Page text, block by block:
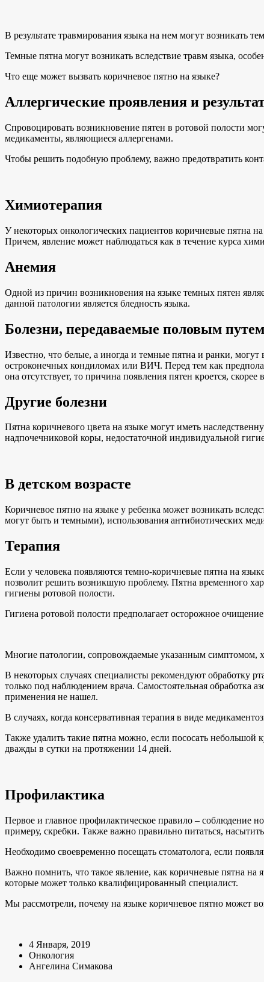
В результате травмирования языка на нем могут возникать
Темные пятна могут возникать вследствие травм языка,
Что еще может вызвать коричневое пятно на языке?
Аллергические проявления и
Спровоцировать возникновение пятен в ротовой полости
медикаменты, являющиеся аллергенами.
Чтобы решить подобную проблему, важно предотвратить
Химиотерапия
У некоторых онкологических пациентов коричневые пятна
Причем, явление может наблюдаться как в течение курса
Анемия
Одной из причин возникновения на языке темных пятен
данной патологии является бледность языка.
Болезни, передаваемые половым путем
Известно, что белые, а иногда и темные пятна и ранки,
остроконечных кондиломах или ВИЧ. Перед тем как
она отсутствует, то причина появления пятен кроется, скорее
Другие болезни
Пятна коричневого цвета на языке могут иметь
надпочечниковой коры, недостаточной индивидуальной
В детском возрасте
Коричневое пятно на языке у ребенка может возникать
могут быть и темными), использования антибиотических
Терапия
Если у человека появляются темно-коричневые пятна на
позволит решить возникшую проблему. Пятна временного
гигиены ротовой полости.
Гигиена ротовой полости предполагает осторожное
Многие патологии, сопровождаемые указанным симптомом,
В некоторых случаях специалисты рекомендуют обработку
только под наблюдением врача. Самостоятельная обработка
применения не нашел.
В случаях, когда консервативная терапия в виде
Также удалить такие пятна можно, если пососать небольшой
дважды в сутки на протяжении 14 дней.
Профилактика
Первое и главное профилактическое правило – соблюдение
примеру, скребки. Также важно правильно питаться,
Необходимо своевременно посещать стоматолога, если
Важно помнить, что такое явление, как коричневые пятна на
которые может только квалифицированный специалист.
Мы рассмотрели, почему на языке коричневое пятно может
4 Января, 2019
Онкология
Ангелина Симакова